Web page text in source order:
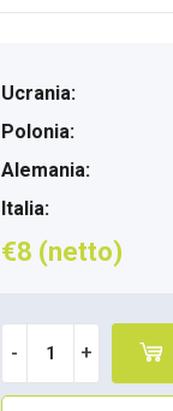
Ucrania:
Polonia:
Alemania:
Italia:
€8 (netto)
- +